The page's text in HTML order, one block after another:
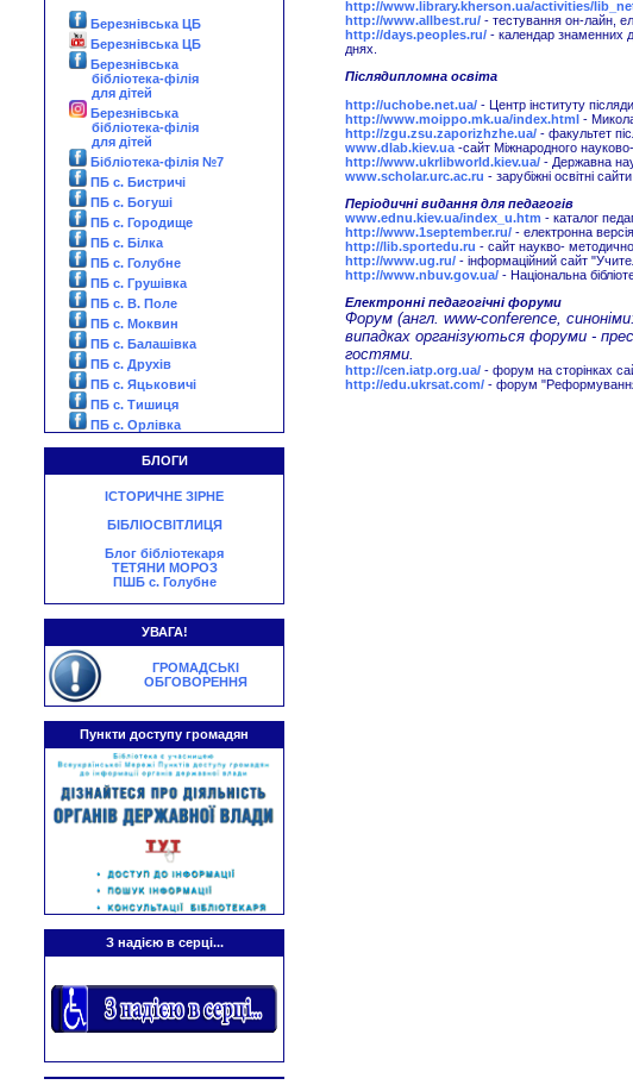
Березнівська ЦБ
Березнівська ЦБ
Березнівська
бібліотека-філія
для дітей
Березнівська
бібліотека-філія
для дітей
Бібліотека-філія №7
ПБ с. Бистричі
ПБ с. Богуші
ПБ с. Городище
ПБ с. Білка
ПБ с. Голубне
ПБ с. Грушівка
ПБ с. В. Поле
ПБ с. Моквин
ПБ с. Балашівка
ПБ с. Друхів
ПБ с. Яцьковичі
ПБ с. Тишиця
ПБ с. Орлівка
БЛОГИ
ІСТОРИЧНЕ ЗІРНЕ
БІБЛІОСВІТЛИЦЯ
Блог бібліотекаря
ТЕТЯНИ МОРОЗ
ПШБ с. Голубне
УВАГА!
ГРОМАДСЬКІ
ОБГОВОРЕННЯ
Пункти доступу громадян
З надією в серці...
http://www.library.kherson.ua/activities/
http://www.allbest.ru/ - тестування он-лайн,
http://days.peoples.ru/ - календар знаменних
днях.
Післядипломна освіта
http://uchobe.net.ua/ - Центр інституту
http://www.moippo.mk.ua/index.html -
http://zgu.zsu.zaporizhzhe.ua/ - факультет
www.dlab.kiev.ua -сайт Міжнародного
http://www.ukrlibworld.kiev.ua/ - Державна
www.scholar.urc.ac.ru - зарубіжні освітні сайти
Періодичні видання для педагогів
www.ednu.kiev.ua/index_u.htm - каталог
http://www.1september.ru/ - електронна
http://lib.sportedu.ru - сайт наукво-
http://www.ug.ru/ - інформаційний сайт
http://www.nbuv.gov.ua/ - Національна
Електронні педагогічні форуми
Форум (англ. www-conference,
випадках організуються форуми -
гостями.
http://cen.iatp.org.ua/ - форум на сторінках
http://edu.ukrsat.com/ - форум